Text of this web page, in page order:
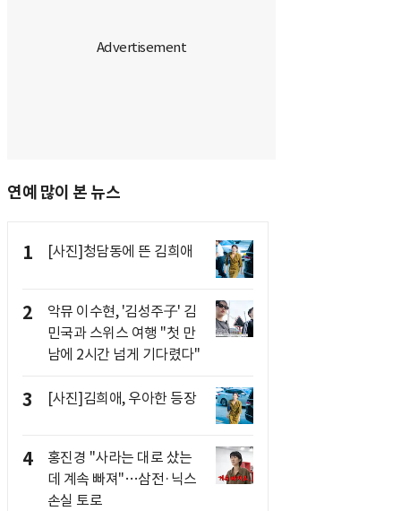
연예 많이 본 뉴스
1 [사진]청담동에 뜬 김희애
2
악뮤 이수현, '김성주子' 김
민국과 스위스 여행 "첫 만
남에 2시간 넘게 기다렸다"
3 [사진]김희애, 우아한 등장
4
홍진경 "사라는 대로 샀는
데 계속 빠져"…삼전·닉스
손실 토로